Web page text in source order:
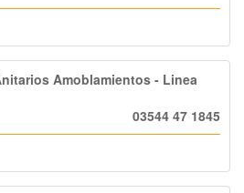
Amoblamientos - Linea
03544 47 1845